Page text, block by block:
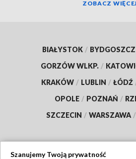
ZOBACZ WIĘCEJ
BIAŁYSTOK / BYDGOSZCZ
GORZÓW WLKP. /
KRAKÓW / LUBLIN / ŁÓDŹ
OPOLE / POZNAŃ /
SZCZECIN / WARSZAWA /
Szanujemy Twoją prywatność